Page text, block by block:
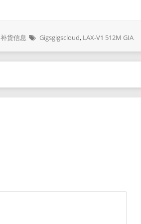
补货信息 Gigsgigscloud, LAX-V1 512M GIA